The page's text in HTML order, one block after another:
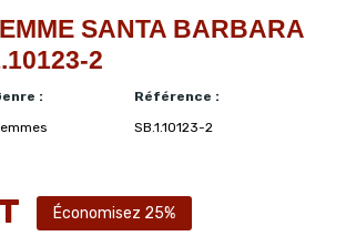
SANTA BARBARA
2
:
Référence :
SB.1.10123-2
Économisez 25%